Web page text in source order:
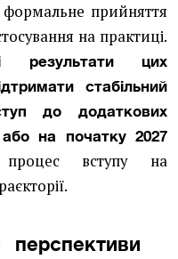
прийняття
на практиці.
результати цих
стабільний
до додаткових
або на початку 2027
вступу на